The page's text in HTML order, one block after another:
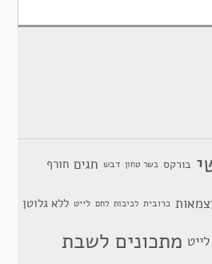
בורקס בשר טחון דבש חגים חורף
כרובית לביבות לחם לייט ללא גלוטן
מתכונים לשבת